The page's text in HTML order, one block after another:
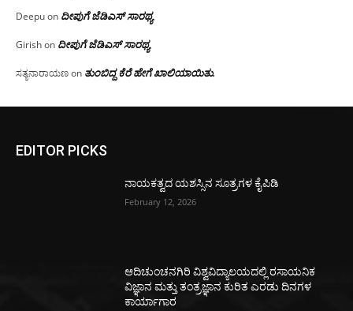
Deepuon ದೀಪುಗೆ ಜೆಡಿಎಸ್ ಸಾರಥ್ಯ
Girishon ದೀಪುಗೆ ಜೆಡಿಎಸ್ ಸಾರಥ್ಯ
ಸತ್ಯನಾರಾಯಣon ತುಂಬಿದ್ದ ಕೆರೆ ಹೇಗೆ ಖಾಲಿಯಾಯಿತು.
EDITOR PICKS
ನಾಯಕತ್ವದ ಯಶಸ್ಸಿನ ಸೂತ್ರಗಳ ಕೈಪಿಡಿ
February 12, 2026
ಆದಿಚುಂಚನಗಿರಿ ವಿಶ್ವವಿದ್ಯಾಲಯದಲ್ಲಿ ರಸಾಯನಿಕ
ವಿಜ್ಞಾನ ಮತ್ತು ತಂತ್ರಜ್ಞಾನ ಕುರಿತ ಎರಡು ದಿನಗಳ
ಕಾರ್ಯಾಗಾರ